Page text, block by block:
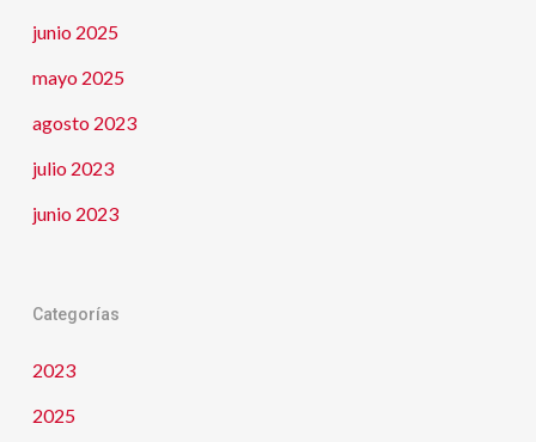
junio 2025
mayo 2025
agosto 2023
julio 2023
junio 2023
Categorías
2023
2025